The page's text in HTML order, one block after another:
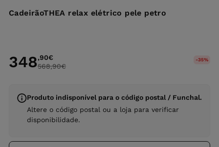
CadeirãoTHEA relax elétrico pele petro
348,90€
568,90€
-35%
Produto indisponível para o código postal / Funchal.
Altere o código postal ou a loja para verificar
disponibilidade.